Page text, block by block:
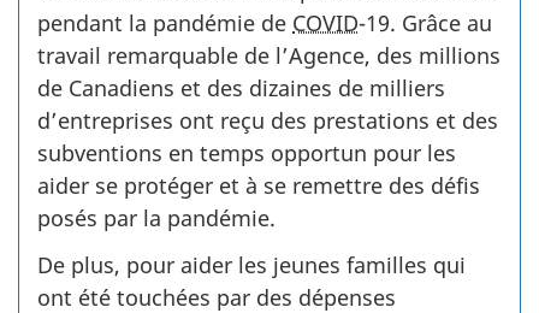
pendant la pandémie de COVID-19. Grâce au
travail remarquable de l’Agence, des millions
de Canadiens et des dizaines de milliers
d’entreprises ont reçu des prestations et des
subventions en temps opportun pour les
aider se protéger et à se remettre des défis
posés par la pandémie.
De plus, pour aider les jeunes familles qui
ont été touchées par des dépenses